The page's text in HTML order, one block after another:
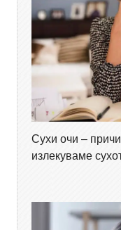
Сухи очи –
излекуваме